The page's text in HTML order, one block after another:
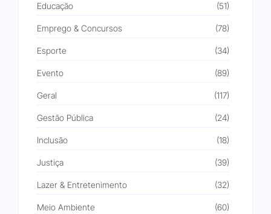
Educação (51)
Emprego & Concursos (78)
Esporte (34)
Evento (89)
Geral (117)
Gestão Pública (24)
Inclusão (18)
Justiça (39)
Lazer & Entretenimento (32)
Meio Ambiente (60)